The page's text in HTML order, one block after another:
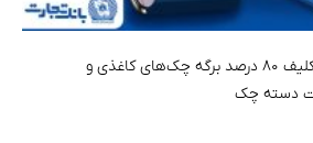
محاسبه جداگانه تعیین تکلیف ۸۰ درصد برگه چک‌های کاغذی و
دسته چک